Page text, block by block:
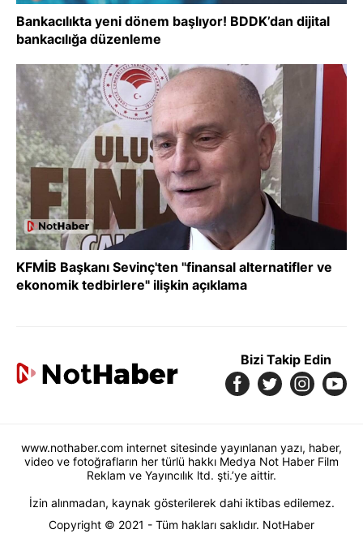
Bankacılıkta yeni dönem başlıyor! BDDK’dan dijital
bankacılığa düzenleme
KFMİB Başkanı Sevinç'ten "finansal alternatifler ve
ekonomik tedbirlere" ilişkin açıklama
Bizi Takip Edin
www.nothaber.com internet sitesinde yayınlanan yazı, haber,
video ve fotoğrafların her türlü hakkı Medya Not Haber Film
Reklam ve Yayıncılık ltd. şti.’ye aittir.
İzin alınmadan, kaynak gösterilerek dahi iktibas edilemez.
Copyright © 2021 - Tüm hakları saklıdır. NotHaber